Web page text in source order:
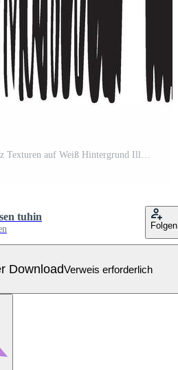
neun schwarz kritzeln Platz Texturen auf Weiß Hintergrund Illustration Kostenloser Vektor
tuhin
Folgen
DownloadVerweis erforderlich